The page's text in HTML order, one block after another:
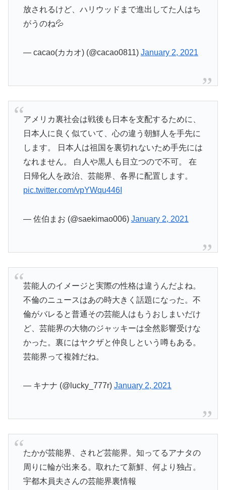
放されるけど、ハリウッドまで進出してた人はち
がうのね💦
— cacao(カカオ) (@cacao0811) January 2, 2021
アメリカ裏社会は戦後も日本を支配するために、
日本人に良く似ていて、心の違う朝鮮人を手先に
します。 日本人は祖国を裏切れないため手先には
なれません。 白人や黒人も目立つので不可。 在
日帰化人を政治、芸能界、各界に配置します。
pic.twitter.com/vpYWqu446I
— 佐伯まお (@saekimao006) January 2, 2021
芸能人のイメージと実際の性格は違うんだよね。
不倫のニュースはあの時大きく話題になった。不
倫がバレると普通その芸能人はもうおしまいだけ
ど、芸能界の大物のジャッキーは全然影響受けな
かった。裏にはヤクザと仲良しという噂もある。
芸能界って複雑だね。
— キナナ (@lucky_777r) January 2, 2021
たかが芸能界、されど芸能界。知ってるアナタの
周りに輪が出来る。取れたて新鮮、何より独占。
宇都木員夫さんの芸能界裏情報